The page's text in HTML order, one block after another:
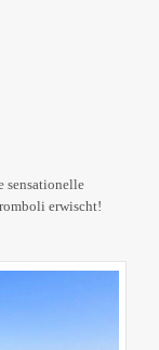
sensationelle
erwischt!